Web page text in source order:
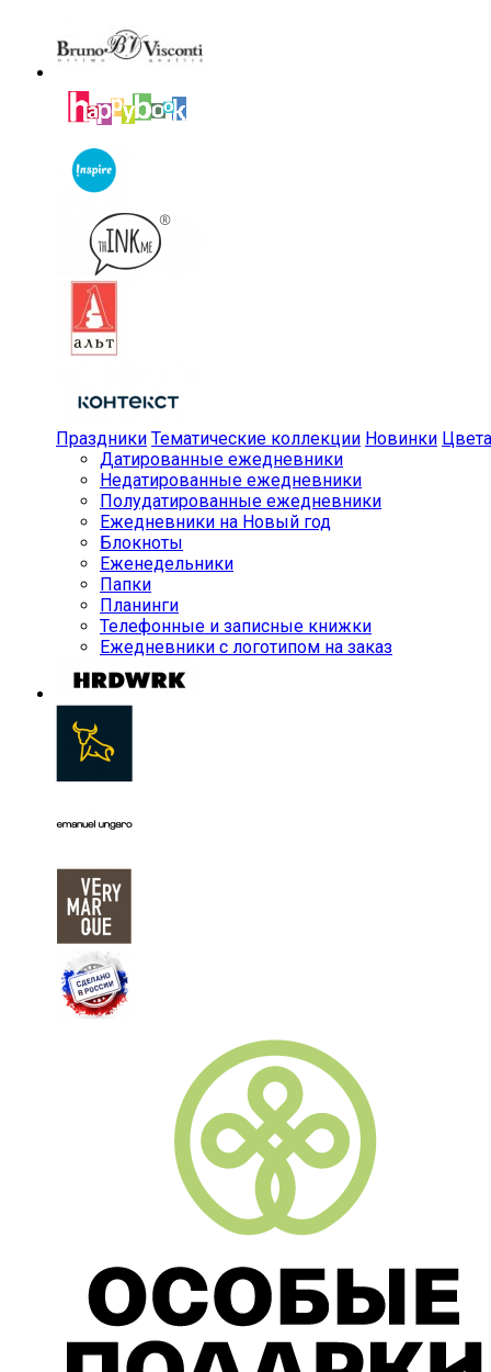
Праздники Тематические коллекции Новинки Цвета
Датированные ежедневники
Недатированные ежедневники
Полудатированные ежедневники
Ежедневники на Новый год
Блокноты
Еженедельники
Папки
Планинги
Телефонные и записные книжки
Ежедневники с логотипом на заказ